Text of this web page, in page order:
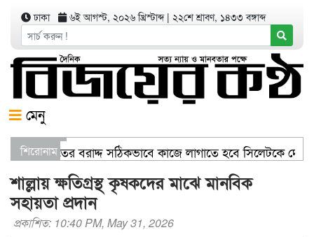
ঢাকা ৬ই আগস্ট, ২০২৬ খ্রিস্টাব্দ| ২২শে শ্রাবণ, ১৪৩৩ বঙ্গাব্দ
মেনু
শিরোনাম
স্বাস্থ্য খাতের বরাদ্দ সঠিকভাবে কাজে লাগাতে হবে সিলেটকে
যেখানে খালি জায়গা আছে, গাছ লাগান — আব্দুল কাইয়ুম চৌধুরী
শাল্লায় ক্ষতিগ্রস্থ কৃষকদের মাঝে মানবিক
সহায়তা প্রদান
প্রকাশিত: 10:40 PM, May 31, 2026